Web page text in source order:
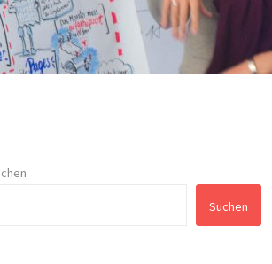
Suchen